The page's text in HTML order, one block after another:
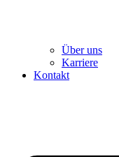
Über uns
Karriere
Kontakt